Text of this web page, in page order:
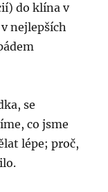
do klína v
nejlepších
se
co jsme
lépe; proč,